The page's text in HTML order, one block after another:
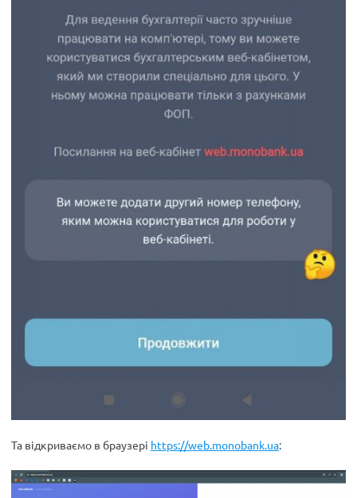
Та відкриваємо в браузері https://web.monobank.ua: